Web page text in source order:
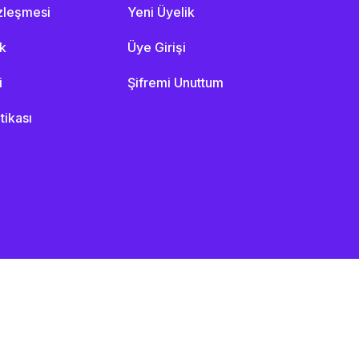
Yeni Üyelik
Üye Girişi
Şifremi Unuttum